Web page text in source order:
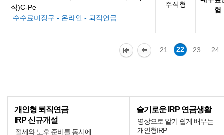
식)C-Pe
수수료미징구 - 온라인 - 퇴직연금
주식형
험
21 22 23 24
개인형 퇴직연금
IRP 신규개설
절세와 노후 준비를 동시에
슬기로운 IRP 연금생활
영상으로 알기 쉽게 배우는
개인형IRP